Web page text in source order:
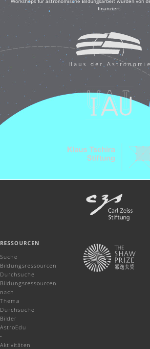
finanziert.
RESSOURCEN
Suche
Bildungsressourcen
Durchsuche
Bildungsressourcen
nach
Thema
Durchsuche
Bilder
AstroEdu
-
Aktivitäten